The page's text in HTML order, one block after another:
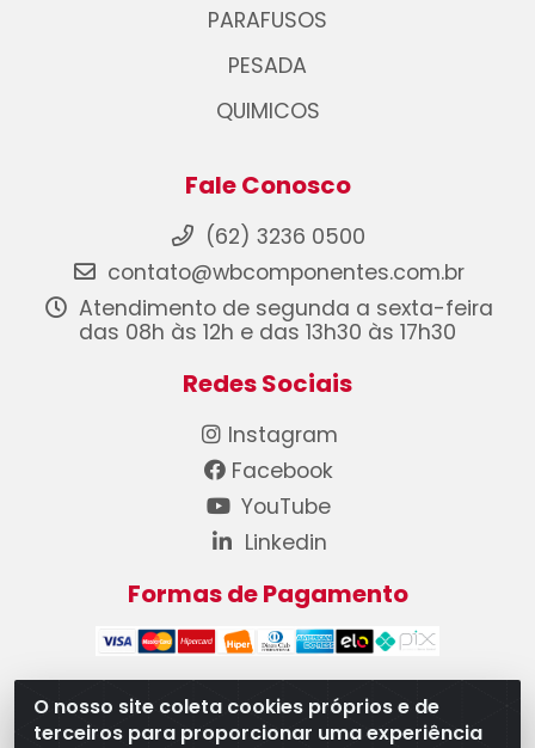
O nosso site coleta cookies próprios e de
terceiros para proporcionar uma experiência
PARAFUSOS
PESADA
QUIMICOS
Fale Conosco
(62) 3236 0500
contato@wbcomponentes.com.br
Atendimento de segunda a sexta-feira
das 08h às 12h e das 13h30 às 17h30
Redes Sociais
Instagram
Facebook
YouTube
Linkedin
Formas de Pagamento
WB Componentes Automotivos LTDA - CNPJ